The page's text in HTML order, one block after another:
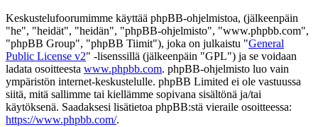
Keskustelufoorumimme käyttää phpBB-ohjelmistoa, (jälkeenpäin
"he", "heidät", "heidän", "phpBB-ohjelmisto", "www.phpbb.com",
"phpBB Group", "phpBB Tiimit"), joka on julkaistu "General
Public License v2" -lisenssillä (jälkeenpäin "GPL") ja se voidaan
ladata osoitteesta www.phpbb.com. phpBB-ohjelmisto luo vain
ympäristön internet-keskustelulle. phpBB Limited ei ole vastuussa
siitä, mitä sallimme tai kiellämme sopivana sisältönä ja/tai
käytöksenä. Saadaksesi lisätietoa phpBB:stä vieraile osoitteessa:
https://www.phpbb.com/.